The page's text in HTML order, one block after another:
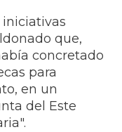
iniciativas
que,
concretado
para
en un
del Este